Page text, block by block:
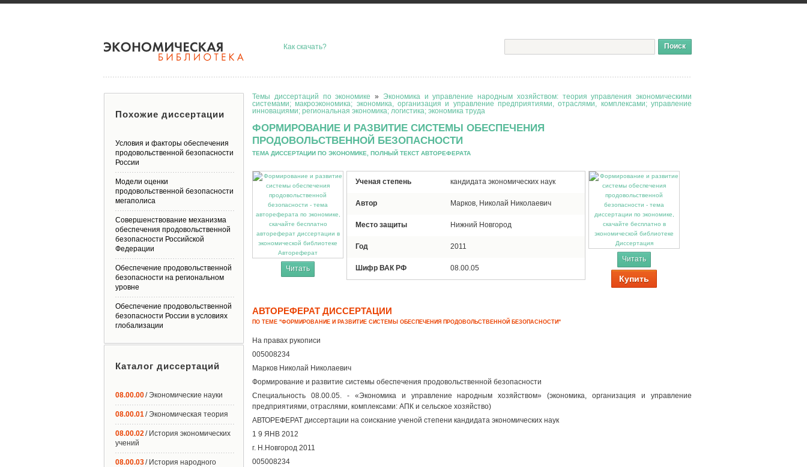
Как скачать?
Темы диссертаций по экономике » Экономика и управление народным хозяйством: теория управления экономическими
системами; макроэкономика; экономика, организация и управление предприятиями, отраслями, комплексами; управление
инновациями; региональная экономика; логистика; экономика труда
ФОРМИРОВАНИЕ И РАЗВИТИЕ СИСТЕМЫ ОБЕСПЕЧЕНИЯ
ПРОДОВОЛЬСТВЕННОЙ БЕЗОПАСНОСТИ
ТЕМА ДИССЕРТАЦИИ ПО ЭКОНОМИКЕ, ПОЛНЫЙ ТЕКСТ АВТОРЕФЕРАТА
Автореферат
Читать
Ученая степень кандидата экономических наук
Автор Марков, Николай Николаевич
Место защиты Нижний Новгород
Год 2011
Шифр ВАК РФ 08.00.05
Диссертация
Читать
Купить
АВТОРЕФЕРАТ ДИССЕРТАЦИИ
ПО ТЕМЕ "ФОРМИРОВАНИЕ И РАЗВИТИЕ СИСТЕМЫ ОБЕСПЕЧЕНИЯ ПРОДОВОЛЬСТВЕННОЙ БЕЗОПАСНОСТИ"
На правах рукописи
005008234
Марков Николай Николаевич
Формирование и развитие системы обеспечения продовольственной безопасности
Специальность 08.00.05. - «Экономика и управление народным хозяйством» (экономика, организация и управление
предприятиями, отраслями, комплексами: АПК и сельское хозяйство)
АВТОРЕФЕРАТ диссертации на соискание ученой степени кандидата экономических наук
1 9 ЯНВ 2012
г. Н.Новгород 2011
005008234
Похожие диссертации
Условия и факторы обеспечения
продовольственной безопасности
России
Модели оценки
продовольственной безопасности
мегаполиса
Совершенствование механизма
обеспечения продовольственной
безопасности Российской
Федерации
Обеспечение продовольственной
безопасности на региональном
уровне
Обеспечение продовольственной
безопасности России в условиях
глобализации
Каталог диссертаций
08.00.00/ Экономические науки
08.00.01/ Экономическая теория
08.00.02/ История экономических
учений
08.00.03/ История народного